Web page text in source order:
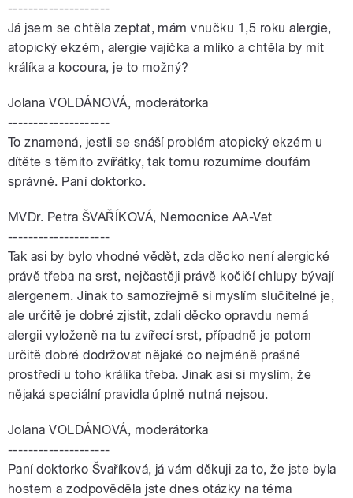
--------------------
Já jsem se chtěla zeptat, mám vnučku 1,5 roku alergie,
atopický ekzém, alergie vajíčka a mlíko a chtěla by mít
králíka a kocoura, je to možný?
Jolana VOLDÁNOVÁ, moderátorka
--------------------
To znamená, jestli se snáší problém atopický ekzém u
dítěte s těmito zvířátky, tak tomu rozumíme doufám
správně. Paní doktorko.
MVDr. Petra ŠVAŘÍKOVÁ, Nemocnice AA-Vet
--------------------
Tak asi by bylo vhodné vědět, zda děcko není alergické
právě třeba na srst, nejčastěji právě kočičí chlupy bývají
alergenem. Jinak to samozřejmě si myslím slučitelné je,
ale určitě je dobré zjistit, zdali děcko opravdu nemá
alergii vyloženě na tu zvířecí srst, případně je potom
určitě dobré dodržovat nějaké co nejméně prašné
prostředí u toho králíka třeba. Jinak asi si myslím, že
nějaká speciální pravidla úplně nutná nejsou.
Jolana VOLDÁNOVÁ, moderátorka
--------------------
Paní doktorko Švaříková, já vám děkuji za to, že jste byla
hostem a zodpověděla jste dnes otázky na téma